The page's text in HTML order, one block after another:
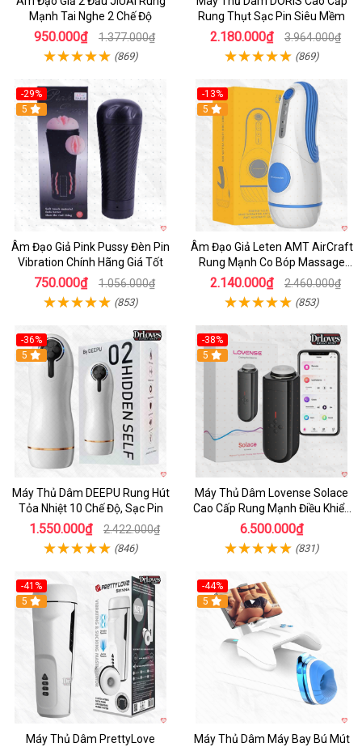
Mạnh Tai Nghe 2 Chế Độ
950.000₫ 1.377.000₫
(869)
Rung Thụt Sạc Pin Siêu Mềm
2.180.000₫ 3.964.000₫
(869)
-29%
5
Âm Đạo Giả Pink Pussy Đèn Pin
Vibration Chính Hãng Giá Tốt
750.000₫ 1.056.000₫
(853)
-13%
5
Âm Đạo Giả Leten AMT AirCraft
Rung Mạnh Co Bóp Massage
Êm Ái
2.140.000₫ 2.460.000₫
(853)
-36%
Hot
5
Máy Thủ Dâm DEEPU Rung Hút
Tỏa Nhiệt 10 Chế Độ, Sạc Pin
1.550.000₫ 2.422.000₫
(846)
-38%
Hot
5
Máy Thủ Dâm Lovense Solace
Cao Cấp Rung Mạnh Điều Khiển
App
6.500.000₫
(831)
-41%
Hot
5
Máy Thủ Dâm PrettyLove
-44%
Hot
5
Máy Thủ Dâm Máy Bay Bú Mút